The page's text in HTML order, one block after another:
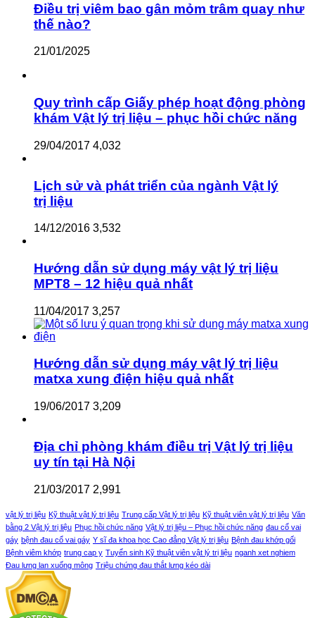
Điều trị viêm bao gân mỏm trâm quay như
thế nào?
21/01/2025
Quy trình cấp Giấy phép hoạt động phòng
khám Vật lý trị liệu – phục hồi chức năng
29/04/2017 4,032
Lịch sử và phát triển của ngành Vật lý
trị liệu
14/12/2016 3,532
Hướng dẫn sử dụng máy vật lý trị liệu
MPT8 – 12 hiệu quả nhất
11/04/2017 3,257
Hướng dẫn sử dụng máy vật lý trị liệu
matxa xung điện hiệu quả nhất
19/06/2017 3,209
Địa chỉ phòng khám điều trị Vật lý trị liệu
uy tín tại Hà Nội
21/03/2017 2,991
vật lý trị liệu Kỹ thuật vật lý trị liệu Trung cấp Vật lý trị liệu Kỹ thuật viên vật lý trị liệu Văn
bằng 2 Vật lý trị liệu Phục hồi chức năng Vật lý trị liệu – Phục hồi chức năng đau cổ vai
gáy bệnh đau cổ vai gáy Y sĩ đa khoa học Cao đẳng Vật lý trị liệu Bệnh đau khớp gối
Bệnh viêm khớp trung cap y Tuyển sinh Kỹ thuật viên vật lý trị liệu nganh xet nghiem
Đau lưng lan xuống mông Triệu chứng đau thắt lưng kéo dài